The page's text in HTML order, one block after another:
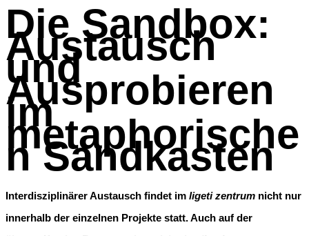
Die Sandbox:
Austausch
und
Ausprobieren
im
metaphorische
n Sandkasten
Interdisziplinärer Austausch findet im ligeti zentrum nicht nur
innerhalb der einzelnen Projekte statt. Auch auf der